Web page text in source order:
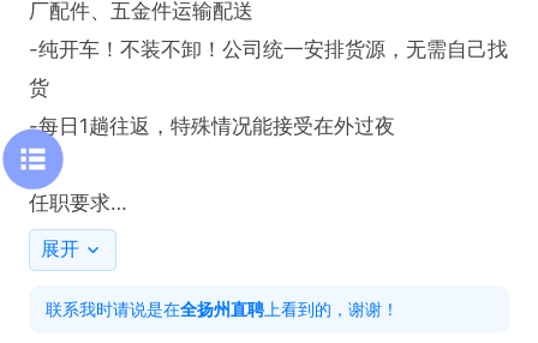
厂配件、五金件运输配送
-纯开车！不装不卸！公司统一安排货源，无需自己找
货
-每日1趟往返，特殊情况能接受在外过夜
任职要求
-持有效C1/C2驾照，驾龄1年以上，熟练使用导航
-吃苦耐劳，服从安排
展开
联系我时请说是在全扬州直聘 上看到的，谢谢！